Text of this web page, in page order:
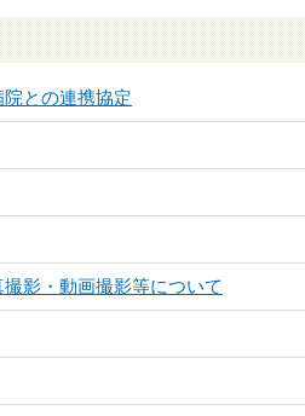
との連携協定
影・動画撮影等について